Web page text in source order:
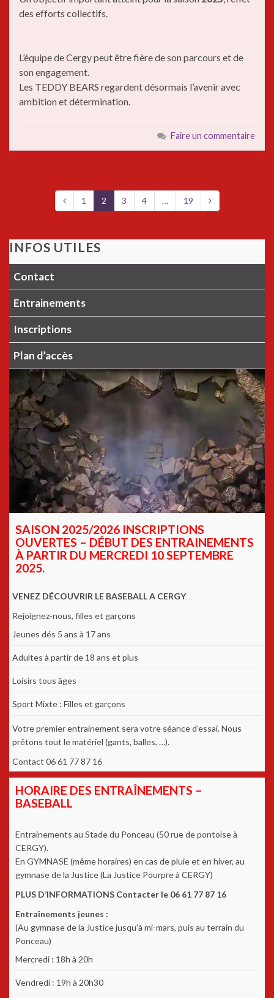
des efforts collectifs.
L’équipe de Cergy peut être fière de son parcours et de
son engagement.
Les TEDDY BEARS regardent désormais l’avenir avec
ambition et détermination.
Faire un commentaire
1 2 3 4 … 19
INFOS UTILES
Contact
Entrainements
Inscriptions
Plan d’accès
SAISON 2025/2026 INSCRIPTIONS
OUVERTES – DÉBUT DES ENTRAINEMENTS
À PARTIR DU MERCREDI 10 SEPTEMBRE
2025.
VENEZ DÉCOUVRIR LE BASEBALL A CERGY
Rejoignez-nous, filles et garçons
Jeunes dés 5 ans à 17 ans
Adultes à partir de 18 ans et plus
Loisirs tous âges
Sport Mixte : Filles et garçons
Votre premier entrainement sera votre séance d’essai. Nous
prêtons tout le matériel (gants, balles, …).
Contact 06 61 77 87 16
HORAIRE DES ENTRAÎNEMENTS –
BASEBALL
Entrainements au Stade du Ponceau (50 rue de pontoise à
CERGY).
En GYMNASE (même horaires) en cas de pluie et en hiver, au
gymnase de la Justice (La Justice Pourpre à CERGY)
PLUS D’INFORMATIONS Contacter le 06 61 77 87 16
Entraînements jeunes :
(Au gymnase de la Justice jusqu'à mi-mars, puis au terrain du
Ponceau)
Mercredi : 18h à 20h
Vendredi : 19h à 20h30